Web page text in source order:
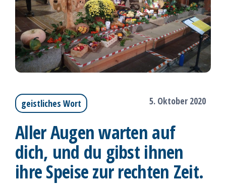
geistliches Wort 5. Oktober 2020
Aller Augen warten auf
dich, und du gibst ihnen
ihre Speise zur rechten Zeit.